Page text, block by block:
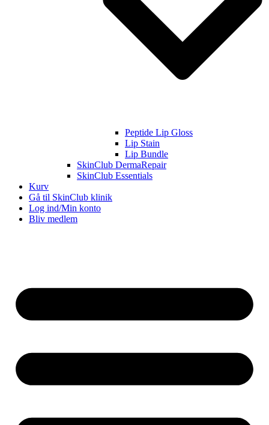
Peptide Lip Gloss
Lip Stain
Lip Bundle
SkinClub DermaRepair
SkinClub Essentials
Kurv
Gå til SkinClub klinik
Log ind/Min konto
Bliv medlem